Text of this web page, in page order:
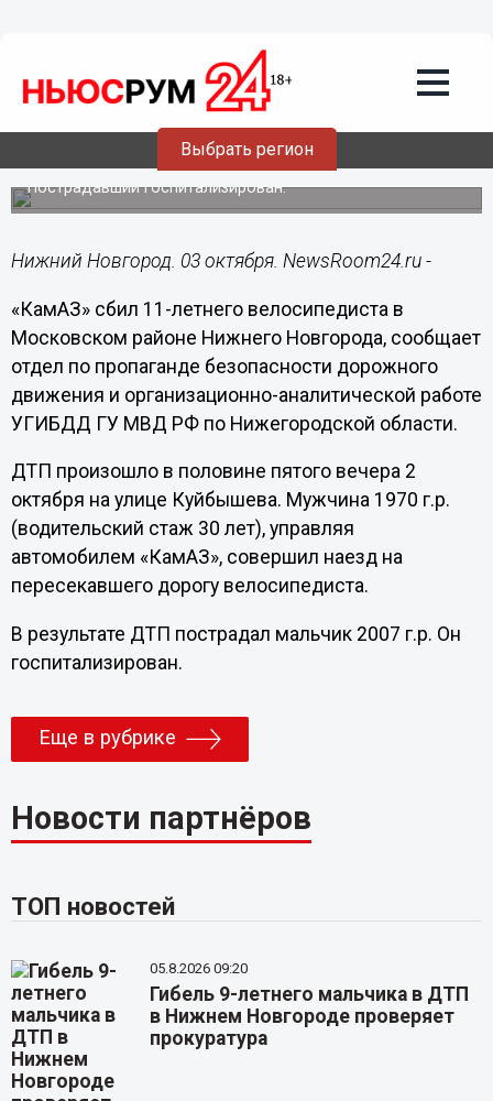
Выбрать регион
03.10.201812:22
«КамАЗ» сбил 11-летнего
велосипедиста в Нижнем Новгороде
Пострадавший госпитализирован.
Нижний Новгород. 03 октября. NewsRoom24.ru -
«КамАЗ» сбил 11-летнего велосипедиста в
Московском районе Нижнего Новгорода, сообщает
отдел по пропаганде безопасности дорожного
движения и организационно-аналитической работе
УГИБДД ГУ МВД РФ по Нижегородской области.
ДТП произошло в половине пятого вечера 2
октября на улице Куйбышева. Мужчина 1970 г.р.
(водительский стаж 30 лет), управляя
автомобилем «КамАЗ», совершил наезд на
пересекавшего дорогу велосипедиста.
В результате ДТП пострадал мальчик 2007 г.р. Он
госпитализирован.
Еще в рубрике
Новости партнёров
ТОП новостей
05.8.2026 09:20
Гибель 9-летнего мальчика в ДТП
в Нижнем Новгороде проверяет
прокуратура